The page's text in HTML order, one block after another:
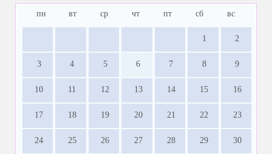
пн вт ср чт пт сб вс
1 2
3 4 5 6 7 8 9
10 11 12 13 14 15 16
17 18 19 20 21 22 23
24 25 26 27 28 29 30